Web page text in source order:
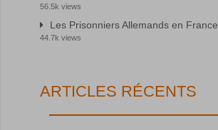
56.5k views
Les Prisonniers Allemands en France
44.7k views
ARTICLES RÉCENTS